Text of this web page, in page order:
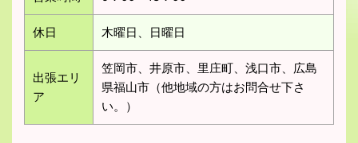
休日 木曜日、日曜日
出張エリ
ア
笠岡市、井原市、里庄町、浅口市、広島
県福山市（他地域の方はお問合せ下さ
い。）